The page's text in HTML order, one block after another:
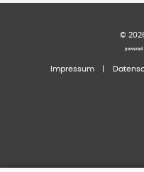
©
Impressum